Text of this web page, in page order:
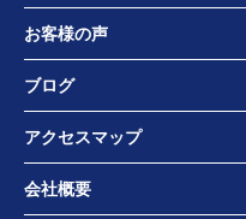
お客様の声
ブログ
アクセスマップ
会社概要